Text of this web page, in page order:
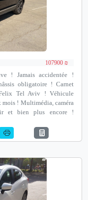
107900 ₪
! Jamais accidentée !
obligatoire ! Carnet
Tel Aviv ! Véhicule
mois ! Multimédia, caméra
et bien plus encore !
avant achat agréé
35, Netanya.